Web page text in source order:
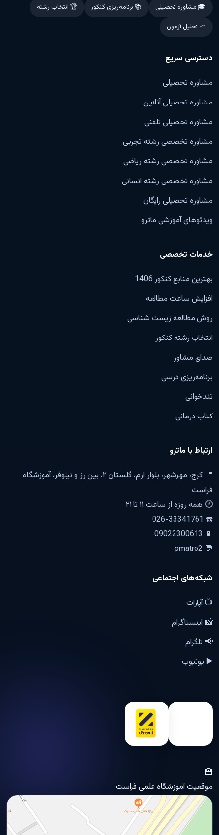
🎓 مشاوره تحصیلی 📚 برنامه‌ریزی کنکور
🏆 انتخاب رشته
📈 تحلیل آزمون
دسترسی سریع
مشاوره تحصیلی
مشاوره تحصیلی آنلاین
مشاوره تحصیلی تلفنی
مشاوره تخصصی رشته تجربی
مشاوره تخصصی رشته ریاضی
مشاوره تخصصی رشته انسانی
مشاوره تحصیلی رایگان
ویدئوهای آموزشی ماترو
خدمات تخصصی
بهترین منابع کنکور 1406
افزایش ساعت مطالعه
روش مطالعه زیست شناسی
انتخاب رشته کنکور
صدای مشاور
برنامه‌ریزی درسی
تندخوانی
کتاب درمانی
ارتباط با ماترو
📍 کرج، مهرشهر، بلوار ارم، گلستان ۲، بین رز و نیلوفر، آموزشگاه
فراست
🕐 همه روزه از ساعت ۱۱ تا ۲۱
☎️ 026-33341761
📱 09022300613
💬 pmatro2
شبکه‌های اجتماعی
📺 آپارات
📸 اینستاگرام
📢 تلگرام
▶️ یوتیوب
🏫
موقعیت آموزشگاه علمی فراست